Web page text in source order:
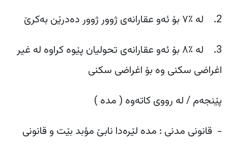
2. لە ٪٧ بۆ ئەو عقارانەی ژوور ژوور دەدرێن بەکرێ
3. لە ٪٨ بۆ ئەو عقارانەی تحولیان پێوە کراوە لە غیر
اغراضی سکنی وە بۆ اغراضی سکنی
‎- قانونی مدنی : مدە لێرەدا نابێ مؤبد بێت و قانونی